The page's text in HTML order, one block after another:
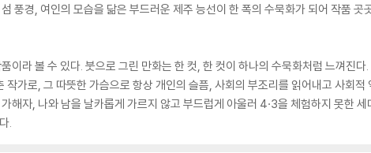
풍경, 여인의 모습을 닮은 부드러운 제주 능선이 한 폭의 수묵화가 되어 작품 곳
라 볼 수 있다. 붓으로 그린 만화는 한 컷, 한 컷이 하나의 수묵화처럼 느껴진다.
가로, 그 따뜻한 가슴으로 항상 개인의 슬픔, 사회의 부조리를 읽어내고 사회적
해자, 나와 남을 날카롭게 가르지 않고 부드럽게 아울러 4·3을 체험하지 못한 세
.